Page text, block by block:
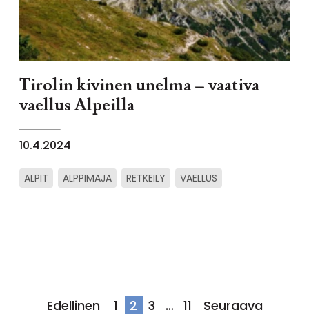
Tirolin kivinen unelma – vaativa
vaellus Alpeilla
10.4.2024
ALPIT ALPPIMAJA RETKEILY VAELLUS
Artikkelien
Edellinen 1 2 3 … 11 Seuraava